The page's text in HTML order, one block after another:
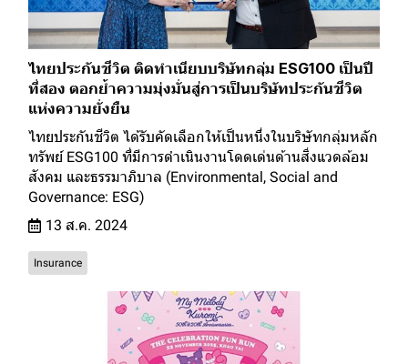
ไทยประกันชีวิต ติดทำเนียบบริษัทกลุ่ม ESG100 เป็นปี
ที่สอง ตอกย้ำความมุ่งมั่นสู่การเป็นบริษัทประกันชีวิต
แห่งความยั่งยืน
ไทยประกันชีวิต ได้รับคัดเลือกให้เป็นหนึ่งในบริษัทกลุ่มหลัก
ทรัพย์ ESG100 ที่มีการดำเนินงานโดดเด่นด้านสิ่งแวดล้อม
สังคม และธรรมาภิบาล (Environmental, Social and
Governance: ESG)
13 ส.ค. 2024
Insurance